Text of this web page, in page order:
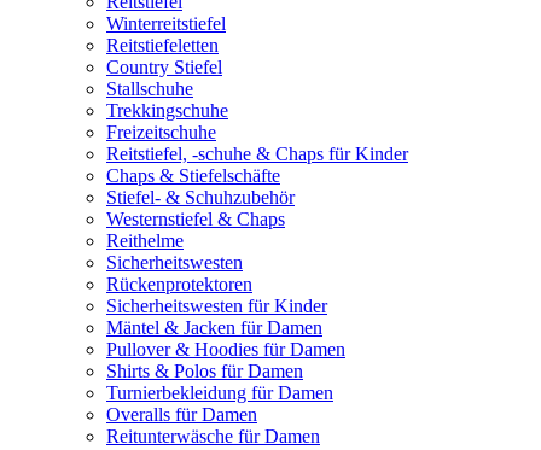
Winterreitstiefel
Reitstiefeletten
Country Stiefel
Stallschuhe
Trekkingschuhe
Freizeitschuhe
Reitstiefel, -schuhe & Chaps für Kinder
Chaps & Stiefelschäfte
Stiefel- & Schuhzubehör
Westernstiefel & Chaps
Reithelme
Sicherheitswesten
Rückenprotektoren
Sicherheitswesten für Kinder
Mäntel & Jacken für Damen
Pullover & Hoodies für Damen
Shirts & Polos für Damen
Turnierbekleidung für Damen
Overalls für Damen
Reitunterwäsche für Damen